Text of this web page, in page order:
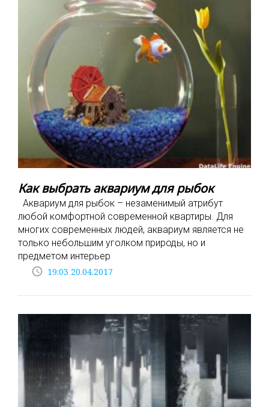
Как выбрать аквариум для рыбок
Аквариум для рыбок – незаменимый атрибут
любой комфортной современной квартиры. Для
многих современных людей, аквариум является не
только небольшим уголком природы, но и
предметом интерьер
access_time 19:03 20.04.2017